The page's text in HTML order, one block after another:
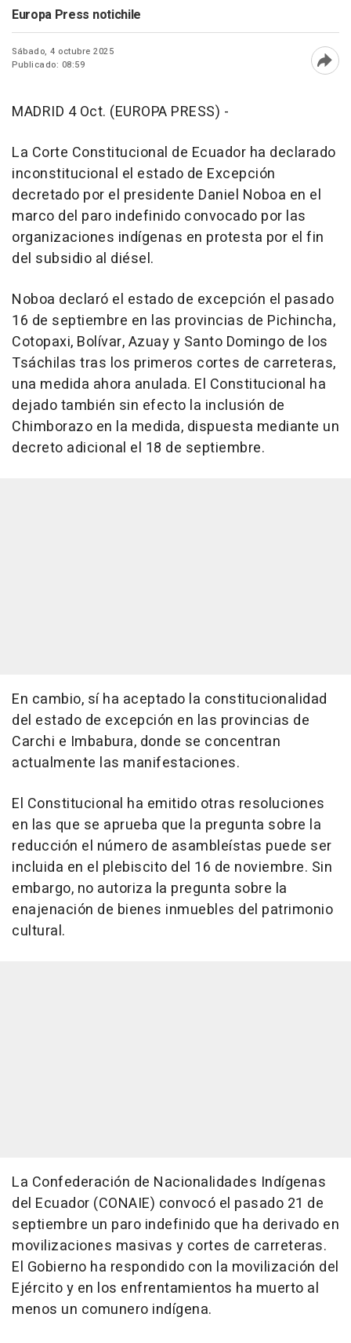
Europa Press notichile
Sábado, 4 octubre 2025
Publicado: 08:59
MADRID 4 Oct. (EUROPA PRESS) -
La Corte Constitucional de Ecuador ha declarado
inconstitucional el estado de Excepción
decretado por el presidente Daniel Noboa en el
marco del paro indefinido convocado por las
organizaciones indígenas en protesta por el fin
del subsidio al diésel.
Noboa declaró el estado de excepción el pasado
16 de septiembre en las provincias de Pichincha,
Cotopaxi, Bolívar, Azuay y Santo Domingo de los
Tsáchilas tras los primeros cortes de carreteras,
una medida ahora anulada. El Constitucional ha
dejado también sin efecto la inclusión de
Chimborazo en la medida, dispuesta mediante un
decreto adicional el 18 de septiembre.
En cambio, sí ha aceptado la constitucionalidad
del estado de excepción en las provincias de
Carchi e Imbabura, donde se concentran
actualmente las manifestaciones.
El Constitucional ha emitido otras resoluciones
en las que se aprueba que la pregunta sobre la
reducción el número de asambleístas puede ser
incluida en el plebiscito del 16 de noviembre. Sin
embargo, no autoriza la pregunta sobre la
enajenación de bienes inmuebles del patrimonio
cultural.
La Confederación de Nacionalidades Indígenas
del Ecuador (CONAIE) convocó el pasado 21 de
septiembre un paro indefinido que ha derivado en
movilizaciones masivas y cortes de carreteras.
El Gobierno ha respondido con la movilización del
Ejército y en los enfrentamientos ha muerto al
menos un comunero indígena.